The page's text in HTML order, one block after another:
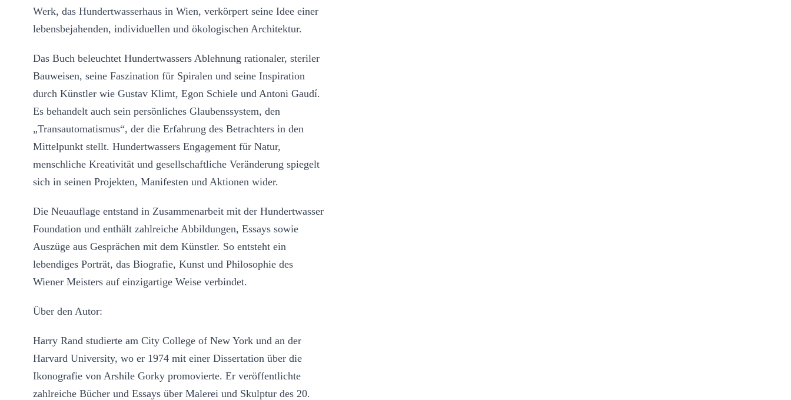
Werk, das Hundertwasserhaus in Wien, verkörpert seine Idee einer
lebensbejahenden, individuellen und ökologischen Architektur.
Das Buch beleuchtet Hundertwassers Ablehnung rationaler, steriler
Bauweisen, seine Faszination für Spiralen und seine Inspiration
durch Künstler wie Gustav Klimt, Egon Schiele und Antoni Gaudí.
Es behandelt auch sein persönliches Glaubenssystem, den
„Transautomatismus“, der die Erfahrung des Betrachters in den
Mittelpunkt stellt. Hundertwassers Engagement für Natur,
menschliche Kreativität und gesellschaftliche Veränderung spiegelt
sich in seinen Projekten, Manifesten und Aktionen wider.
Die Neuauflage entstand in Zusammenarbeit mit der Hundertwasser
Foundation und enthält zahlreiche Abbildungen, Essays sowie
Auszüge aus Gesprächen mit dem Künstler. So entsteht ein
lebendiges Porträt, das Biografie, Kunst und Philosophie des
Wiener Meisters auf einzigartige Weise verbindet.
Über den Autor:
Harry Rand studierte am City College of New York und an der
Harvard University, wo er 1974 mit einer Dissertation über die
Ikonografie von Arshile Gorky promovierte. Er veröffentlichte
zahlreiche Bücher und Essays über Malerei und Skulptur des 20.